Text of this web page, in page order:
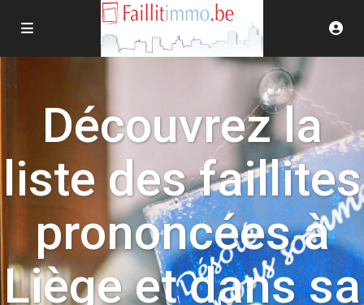
Découvrez la
liste des faillites
prononcées à
Liège et dans sa